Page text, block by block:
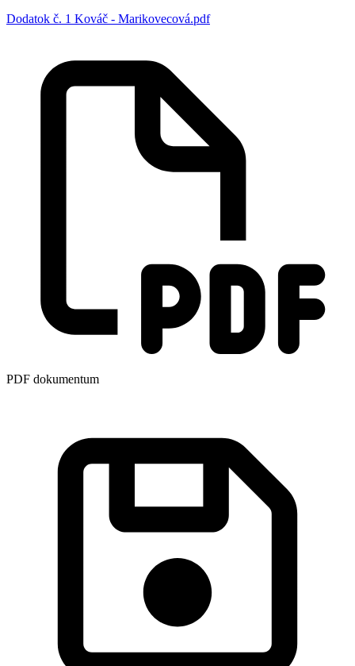
Dodatok č. 1 Kováč - Marikovecová.pdf
PDF dokumentum